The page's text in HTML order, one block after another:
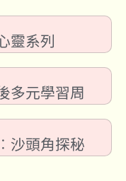
靈系列
多元學習周
沙頭角探秘